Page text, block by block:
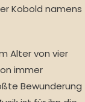
Kobold namens
Alter von vier
immer
Bewunderung